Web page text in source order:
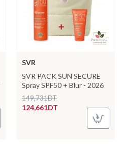
SVR
SVR PACK SUN SECURE
Spray SPF50 + Blur - 2026
124,661DT
149,731DT